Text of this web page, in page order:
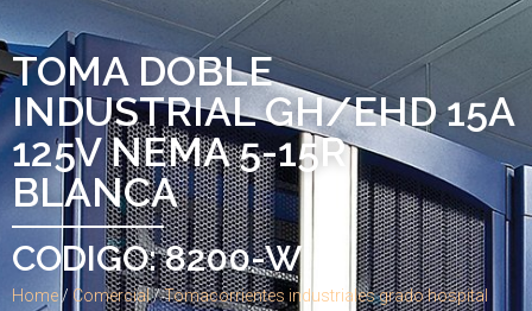
TOMA DOBLE
INDUSTRIAL GH/EHD 15A
125V NEMA 5-15R
BLANCA
CODIGO: 8200-W
Home/ Comercial/Tomacorrientes industriales grado hospital